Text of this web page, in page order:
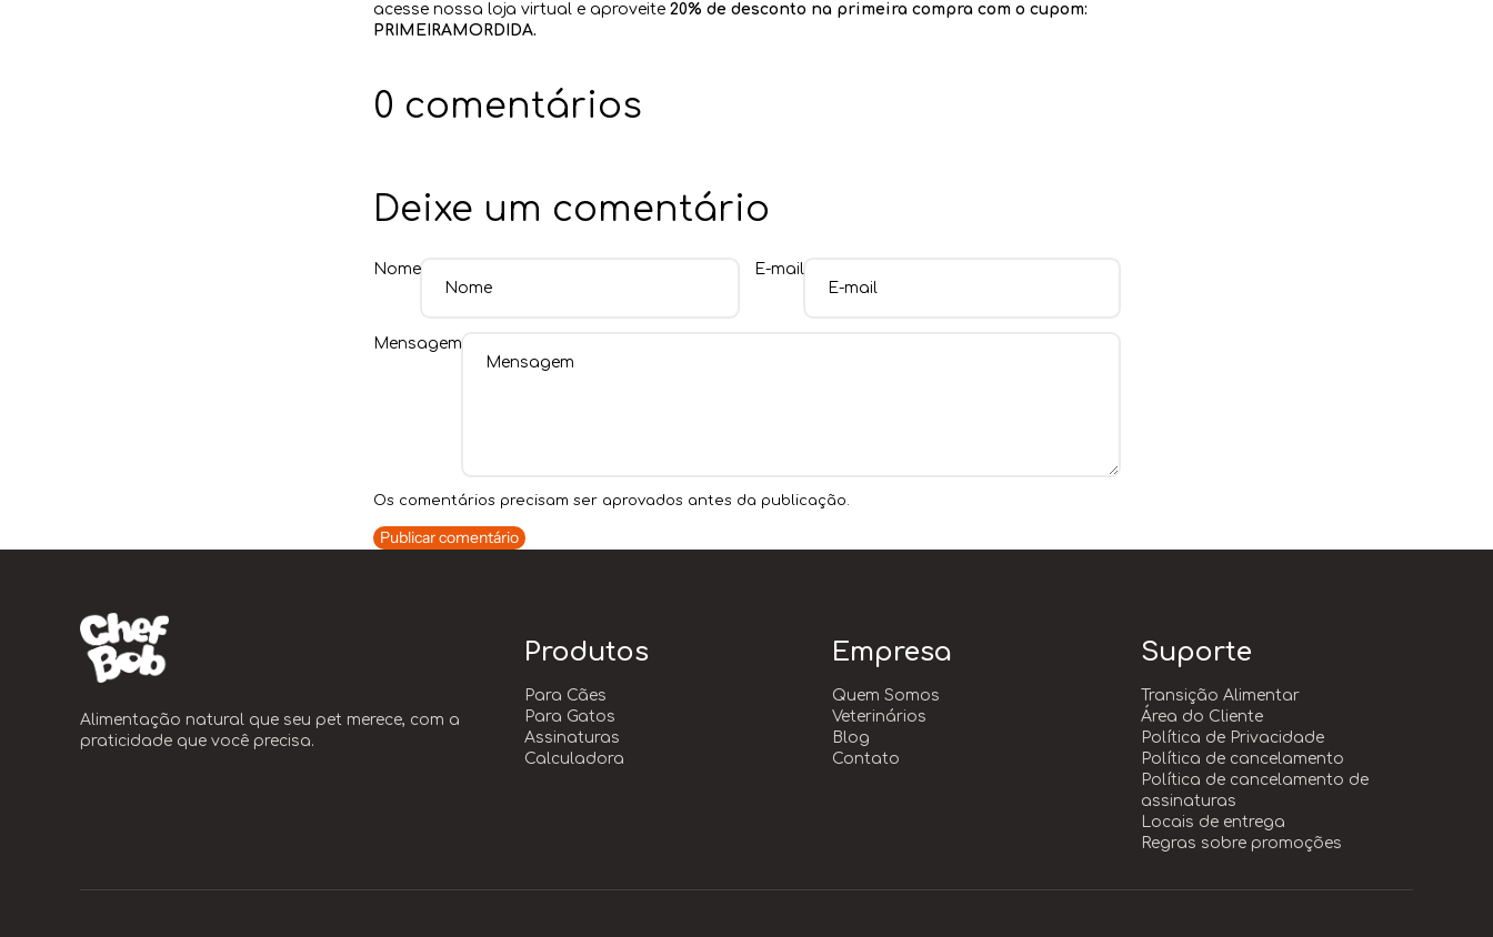
acesse nossa loja virtual e aproveite 20% de desconto na primeira compra com o cupom:
PRIMEIRAMORDIDA.
0 comentários
Deixe um comentário
Nome E-mail
Mensagem
Os comentários precisam ser aprovados antes da publicação.
Publicar comentário
Alimentação natural que seu pet merece, com a
praticidade que você precisa.
Produtos
Para Cães
Para Gatos
Assinaturas
Calculadora
Empresa
Quem Somos
Veterinários
Blog
Contato
Suporte
Transição Alimentar
Área do Cliente
Política de Privacidade
Política de cancelamento
Política de cancelamento de
assinaturas
Locais de entrega
Regras sobre promoções